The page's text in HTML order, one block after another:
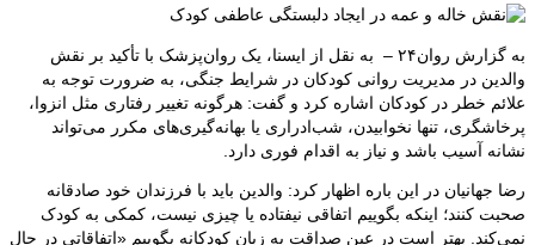
به گزارش روان۲۴ – به نقل از ایسنا، یک روان‌پزشک با تأکید بر نقش
والدین در مدیریت روانی کودکان در شرایط جنگی، به ضرورت توجه به
علائم خطر در کودکان اشاره کرد و گفت: هرگونه تغییر رفتاری مثل انزوا،
پرخاشگری، تنها نخوابیدن، شب‌ادراری یا بهانه‌گیری‌های مکرر می‌تواند
نشانه آسیب باشد و نیاز به اقدام فوری دارد.
رضا جهانیان در این باره اظهار کرد: والدین باید با فرزندان خود صادقانه
صحبت کنند؛ اینکه بگوییم اتفاقی نیفتاده یا چیزی نیست، کمکی به کودک
نمی‌کند. بهتر است در عین صداقت به زبان کودکانه بگوییم «اتفاقاتی در حال